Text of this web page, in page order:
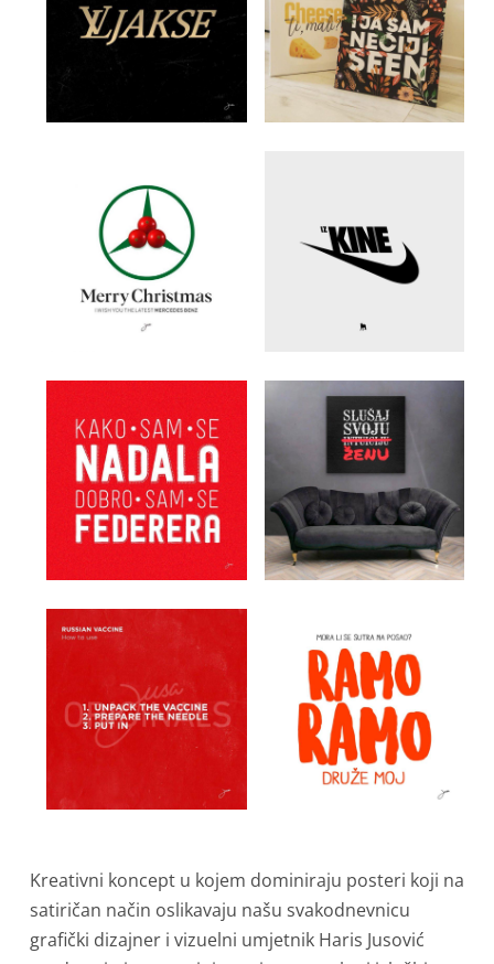
Kreativni koncept u kojem dominiraju posteri koji na
satiričan način oslikavaju našu svakodnevnicu
grafički dizajner i vizuelni umjetnik Haris Jusović